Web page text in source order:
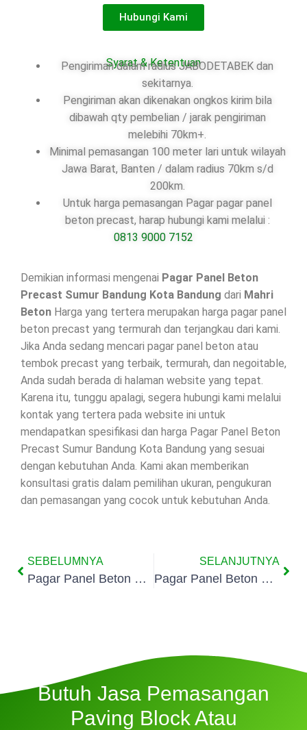
Hubungi Kami
Syarat & Ketentuan
Pengiriman dalam radius JABODETABEK dan
sekitarnya.
Pengiriman akan dikenakan ongkos kirim bila
dibawah qty pembelian / jarak pengiriman
melebihi 70km+.
Minimal pemasangan 100 meter lari untuk wilayah
Jawa Barat, Banten / dalam radius 70km s/d
200km.
Untuk harga pemasangan Pagar pagar panel
beton precast, harap hubungi kami melalui :
0813 9000 7152
Demikian informasi mengenai Pagar Panel Beton
Precast Sumur Bandung Kota Bandung dari Mahri
Beton Harga yang tertera merupakan harga pagar panel
beton precast yang termurah dan terjangkau dari kami.
Jika Anda sedang mencari pagar panel beton atau
tembok precast yang terbaik, termurah, dan negoitable,
Anda sudah berada di halaman website yang tepat.
Karena itu, tunggu apalagi, segera hubungi kami melalui
kontak yang tertera pada website ini untuk
mendapatkan spesifikasi dan harga Pagar Panel Beton
Precast Sumur Bandung Kota Bandung yang sesuai
dengan kebutuhan Anda. Kami akan memberikan
konsultasi gratis dalam pemilihan ukuran, pengukuran
dan pemasangan yang cocok untuk kebutuhan Anda.
SEBELUMNYA
Pagar Panel Beton Precast Sukarasa Kota Bandung
SELANJUTNYA
Pagar Panel Beton Precast Babakan Ciamis Kota Bandung
Butuh Jasa Pemasangan
Paving Block Atau